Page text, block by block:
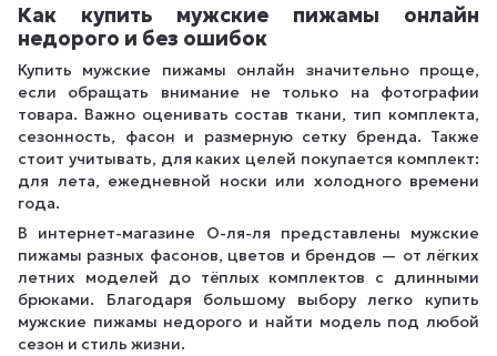
Как купить мужские пижамы онлайн
недорого и без ошибок
Купить мужские пижамы онлайн значительно проще,
если обращать внимание не только на фотографии
товара. Важно оценивать состав ткани, тип комплекта,
сезонность, фасон и размерную сетку бренда. Также
стоит учитывать, для каких целей покупается комплект:
для лета, ежедневной носки или холодного времени
года.
В интернет-магазине О-ля-ля представлены мужские
пижамы разных фасонов, цветов и брендов — от лёгких
летних моделей до тёплых комплектов с длинными
брюками. Благодаря большому выбору легко купить
мужские пижамы недорого и найти модель под любой
сезон и стиль жизни.